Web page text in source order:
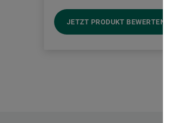
JETZT PRODUKT BEWERTEN